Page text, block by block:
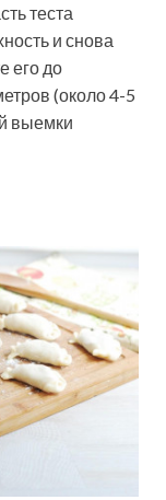
теста
и снова
его до
(около 4-5
выемки